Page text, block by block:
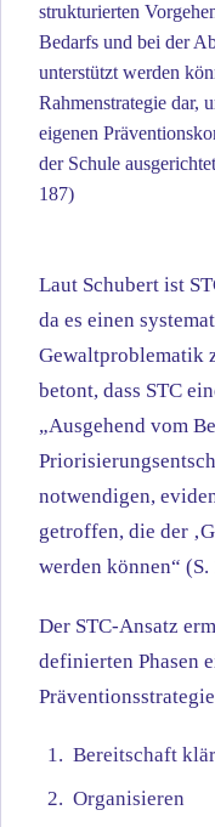
strukturierten
Bedarfs und bei der
unterstützt werden
Rahmenstrategie dar,
eigenen
der Schule
187)
Laut Schubert ist
da es einen
Gewaltproblematik
betont, dass STC
„Ausgehend vom
notwendigen,
getroffen, die der
werden können“ (S.
Der STC-Ansatz
definierten Phasen
Bereitschaft
Organisieren